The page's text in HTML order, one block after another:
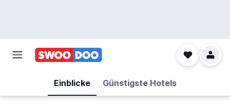
Einblicke Günstigste Hotels